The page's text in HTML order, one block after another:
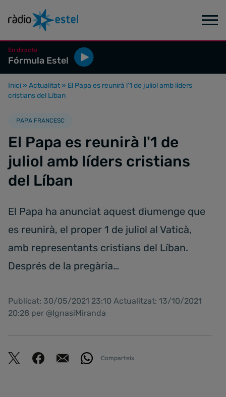
En directe
Fórmula Estel
Inici » Actualitat » El Papa es reunirà l'1 de juliol amb líders
cristians del Líban
PAPA FRANCESC
El Papa es reunirà l'1 de
juliol amb líders cristians
del Líban
El Papa ha anunciat aquest diumenge que
es reunirà, el proper 1 de juliol al Vaticà,
amb representants cristians del Líban.
Després de la pregària…
Publicat: 30/05/2021 23:10 Actualitzat: 13/10/2021
20:28 per @IgnasiMiranda
Comparteix